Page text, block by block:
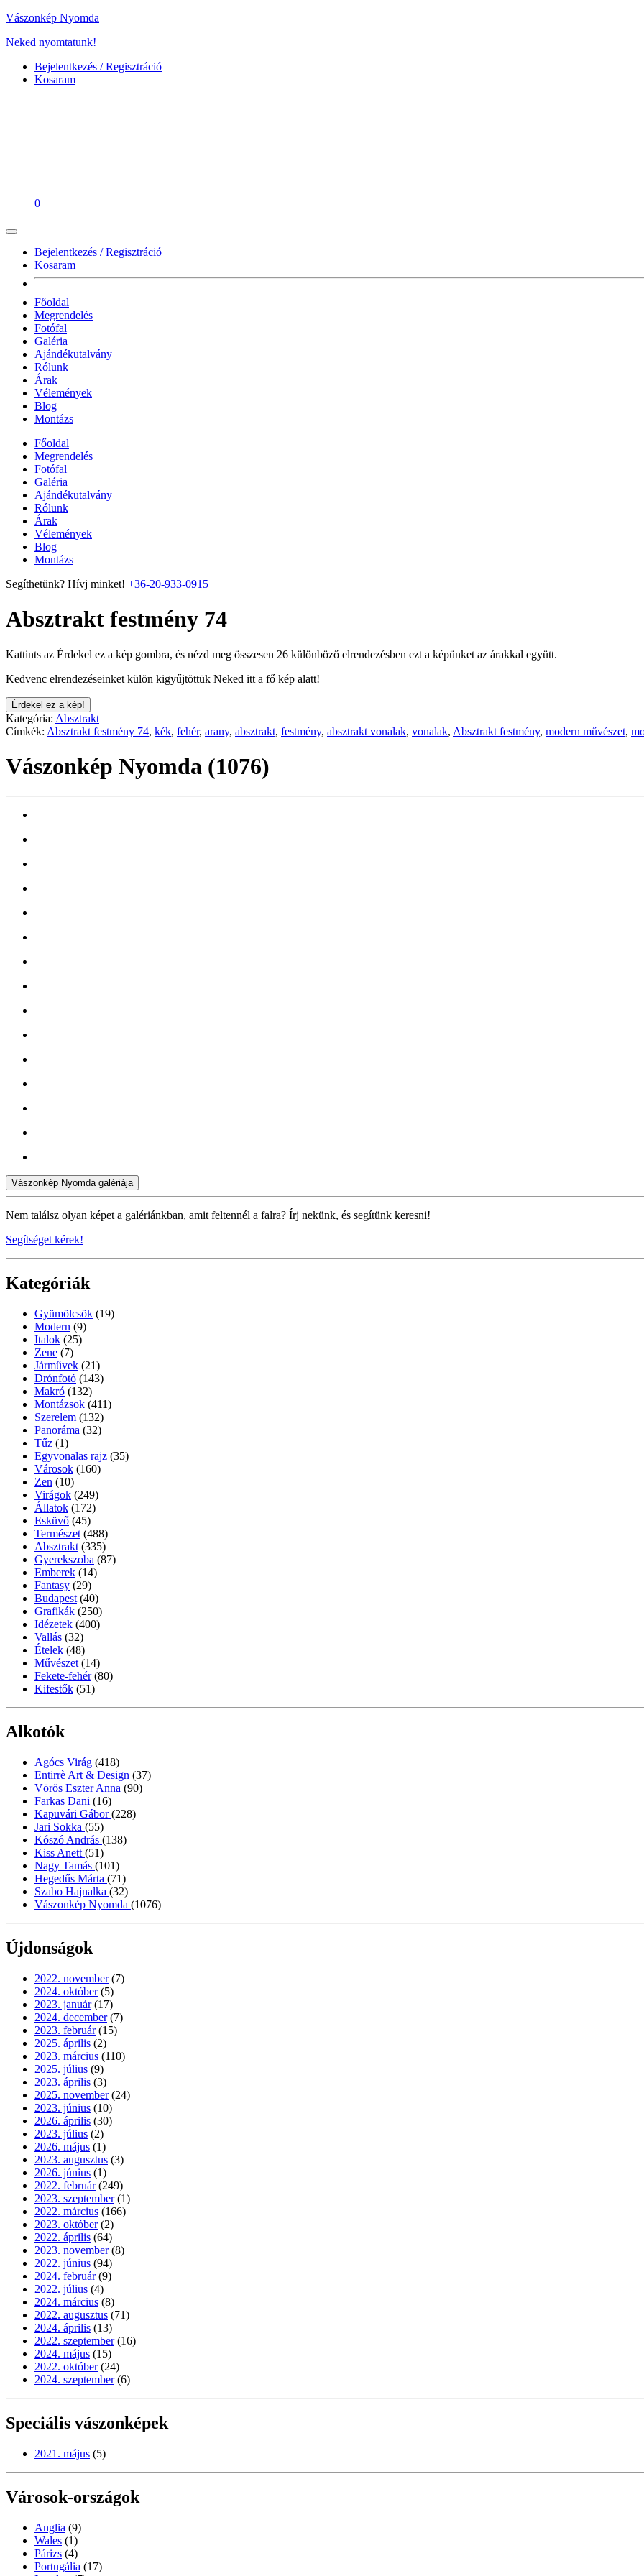
Vászonkép Nyomda
Neked nyomtatunk!
Bejelentkezés / Regisztráció
Kosaram
0
Bejelentkezés / Regisztráció
Kosaram
Főoldal
Megrendelés
Fotófal
Galéria
Ajándékutalvány
Rólunk
Árak
Vélemények
Blog
Montázs
Főoldal
Megrendelés
Fotófal
Galéria
Ajándékutalvány
Rólunk
Árak
Vélemények
Blog
Montázs
Segíthetünk? Hívj minket! +36-20-933-0915
Absztrakt festmény 74
Kattints az Érdekel ez a kép gombra, és nézd meg összesen 26 különböző elrendezésben ezt a képünket az árakkal együtt.
Kedvenc elrendezéseinket külön kigyűjtöttük Neked itt a fő kép alatt!
Érdekel ez a kép!
Kategória: Absztrakt
Címkék: Absztrakt festmény 74, kék, fehér, arany, absztrakt, festmény, absztrakt vonalak, vonalak, Absztrakt festmény, modern művészet,
Vászonkép Nyomda (1076)
Vászonkép Nyomda galériája
Nem találsz olyan képet a galériánkban, amit feltennél a falra? Írj nekünk, és segítünk keresni!
Segítséget kérek!
Kategóriák
Gyümölcsök (19)
Modern (9)
Italok (25)
Zene (7)
Járművek (21)
Drónfotó (143)
Makró (132)
Montázsok (411)
Szerelem (132)
Panoráma (32)
Tűz (1)
Egyvonalas rajz (35)
Városok (160)
Zen (10)
Virágok (249)
Állatok (172)
Esküvő (45)
Természet (488)
Absztrakt (335)
Gyerekszoba (87)
Emberek (14)
Fantasy (29)
Budapest (40)
Grafikák (250)
Idézetek (400)
Vallás (32)
Ételek (48)
Művészet (14)
Fekete-fehér (80)
Kifestők (51)
Alkotók
Agócs Virág (418)
Entirrè Art & Design (37)
Vörös Eszter Anna (90)
Farkas Dani (16)
Kapuvári Gábor(228)
Jari Sokka (55)
Kószó András (138)
Kiss Anett (51)
Nagy Tamás (101)
Hegedűs Márta (71)
Szabo Hajnalka (32)
Vászonkép Nyomda (1076)
Újdonságok
2022. november (7)
2024. október (5)
2023. január (17)
2024. december (7)
2023. február (15)
2025. április (2)
2023. március (110)
2025. július (9)
2023. április (3)
2025. november (24)
2023. június (10)
2026. április (30)
2023. július (2)
2026. május (1)
2023. augusztus (3)
2026. június (1)
2022. február (249)
2023. szeptember (1)
2022. március (166)
2023. október (2)
2022. április (64)
2023. november (8)
2022. június (94)
2024. február (9)
2022. július (4)
2024. március (8)
2022. augusztus (71)
2024. április (13)
2022. szeptember (16)
2024. május (15)
2022. október (24)
2024. szeptember (6)
Speciális vászonképek
2021. május (5)
Városok-országok
Anglia (9)
Wales (1)
Párizs (4)
Portugália (17)